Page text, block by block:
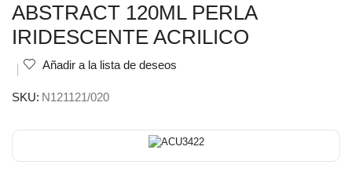
ABSTRACT 120ML PERLA
IRIDESCENTE ACRILICO
Añadir a la lista de deseos
SKU: N121121/020